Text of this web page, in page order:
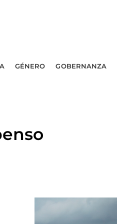
GÉNERO GOBERNANZA